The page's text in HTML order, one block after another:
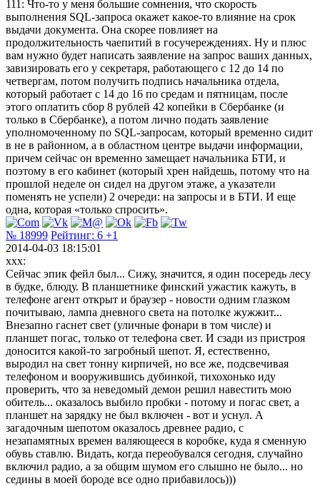
111: Что-то у меня большие сомнения, что скорость
выполнения SQL-запроса окажет какое-то влияние на срок
выдачи документа. Она скорее повлияет на
продолжительность чаепитий в госучереждениях. Ну и плюс
вам нужно будет написать заявление на запрос ваших данных,
завизировать его у секретаря, работающего с 12 до 14 по
четвергам, потом получить подпись начальника отдела,
который работает с 14 до 16 по средам и пятницам, после
этого оплатить сбор 8 рублей 42 копейки в Сбербанке (и
только в Сбербанке), а потом лично подать заявление
уполномоченному по SQL-запросам, который временно сидит
в не в районном, а в областном центре выдачи информации,
причем сейчас он временно замещает начальника БТИ, и
поэтому в его кабинет (который хрен найдешь, потому что на
прошлой неделе он сидел на другом этаже, а указатели
поменять не успели) 2 очереди: на запросы и в БТИ. И еще
одна, которая «только спросить».
№ 18999 Рейтинг: 6 +1
2014-04-03 18:15:01
xxx:
Сейчас эпик фейл был... Сижу, значится, я один посередь лесу
в будке, блюду. В планшетнике финский ужастик кажуть, в
телефоне агент открыт и браузер - новости одним глазком
почитываю, лампа дневного света на потолке жужжит...
Внезапно гаснет свет (уличные фонари в том числе) и
планшет погас, только от телефона свет. И сзади из пристроя
доносится какой-то загробный шепот. Я, естественно,
выродил на свет тонну кирпичей, но все же, подсвечивая
телефоном и вооружившись дубинкой, тихохонько иду
проверить, что за неведомый демон решил навестить мою
обитель... оказалось выбило пробки - потому и погас свет, а
планшет на зарядку не был включен - вот и уснул. А
загадочным шепотом оказалось древнее радио, с
незапамятных времен валяющееся в коробке, куда я сменную
обувь ставлю. Видать, когда переобувался сегодня, случайно
включил радио, а за общим шумом его слышно не было... но
седины в моей бороде все одно прибавилось)))